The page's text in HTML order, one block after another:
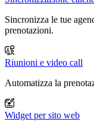
Sincronizza le tue
prenotazioni.
Riunioni e video call
Automatizza la
Widget per sito web